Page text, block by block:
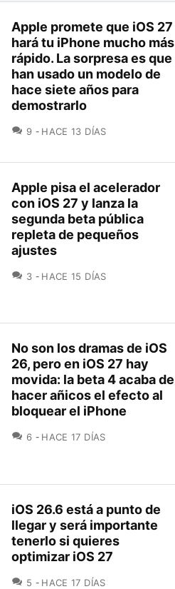
Apple promete que iOS 27
hará tu iPhone mucho más
rápido. La sorpresa es que
han usado un modelo de
hace siete años para
demostrarlo
9 COMENTARIOS
HACE 13 DÍAS
Apple pisa el acelerador
con iOS 27 y lanza la
segunda beta pública
repleta de pequeños
ajustes
3 COMENTARIOS
HACE 15 DÍAS
No son los dramas de iOS
26, pero en iOS 27 hay
movida: la beta 4 acaba de
hacer añicos el efecto al
bloquear el iPhone
6 COMENTARIOS
HACE 17 DÍAS
iOS 26.6 está a punto de
llegar y será importante
tenerlo si quieres
optimizar iOS 27
5 COMENTARIOS
HACE 17 DÍAS